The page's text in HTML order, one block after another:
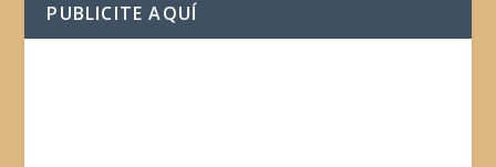
PUBLICITE AQUÍ